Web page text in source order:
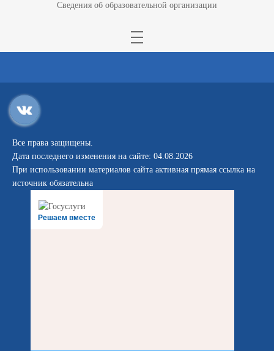
Сведения об образовательной организации
Все права защищены.
Дата последнего изменения на сайте: 04.08.2026
При использовании материалов сайта активная прямая ссылка на
источник обязательна
Решаем вместе